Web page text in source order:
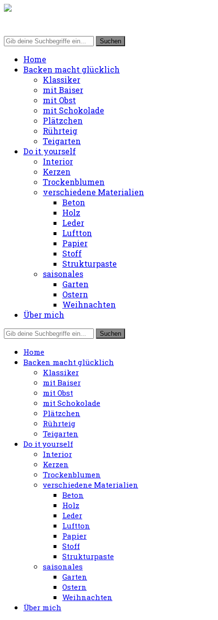
Home
Backen macht glücklich
Klassiker
mit Baiser
mit Obst
mit Schokolade
Plätzchen
Rührteig
Teigarten
Do it yourself
Interior
Kerzen
Trockenblumen
verschiedene Materialien
Beton
Holz
Leder
Luftton
Papier
Stoff
Strukturpaste
saisonales
Garten
Ostern
Weihnachten
Über mich
Home
Backen macht glücklich
Klassiker
mit Baiser
mit Obst
mit Schokolade
Plätzchen
Rührteig
Teigarten
Do it yourself
Interior
Kerzen
Trockenblumen
verschiedene Materialien
Beton
Holz
Leder
Luftton
Papier
Stoff
Strukturpaste
saisonales
Garten
Ostern
Weihnachten
Über mich